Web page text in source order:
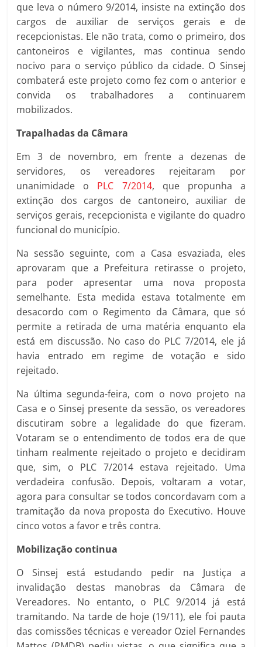
que leva o número 9/2014, insiste na extinção dos
cargos de auxiliar de serviços gerais e de
recepcionistas. Ele não trata, como o primeiro, dos
cantoneiros e vigilantes, mas continua sendo
nocivo para o serviço público da cidade. O Sinsej
combaterá este projeto como fez com o anterior e
convida os trabalhadores a continuarem
mobilizados.
Trapalhadas da Câmara
Em 3 de novembro, em frente a dezenas de
servidores, os vereadores rejeitaram por
unanimidade o PLC 7/2014, que propunha a
extinção dos cargos de cantoneiro, auxiliar de
serviços gerais, recepcionista e vigilante do quadro
funcional do município.
Na sessão seguinte, com a Casa esvaziada, eles
aprovaram que a Prefeitura retirasse o projeto,
para poder apresentar uma nova proposta
semelhante. Esta medida estava totalmente em
desacordo com o Regimento da Câmara, que só
permite a retirada de uma matéria enquanto ela
está em discussão. No caso do PLC 7/2014, ele já
havia entrado em regime de votação e sido
rejeitado.
Na última segunda-feira, com o novo projeto na
Casa e o Sinsej presente da sessão, os vereadores
discutiram sobre a legalidade do que fizeram.
Votaram se o entendimento de todos era de que
tinham realmente rejeitado o projeto e decidiram
que, sim, o PLC 7/2014 estava rejeitado. Uma
verdadeira confusão. Depois, voltaram a votar,
agora para consultar se todos concordavam com a
tramitação da nova proposta do Executivo. Houve
cinco votos a favor e três contra.
Mobilização continua
O Sinsej está estudando pedir na Justiça a
invalidação destas manobras da Câmara de
Vereadores. No entanto, o PLC 9/2014 já está
tramitando. Na tarde de hoje (19/11), ele foi pauta
das comissões técnicas e vereador Oziel Fernandes